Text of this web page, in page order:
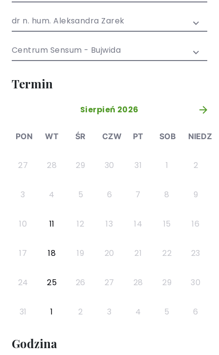
młodzieży
dr n. hum. Aleksandra Zarek
Centrum Sensum - Bujwida
Termin
Sierpień 2026 »
PON WT ŚR CZW PT SOB NIEDZ
27 28 29 30 31 1 2
3 4 5 6 7 8 9
10 11 12 13 14 15 16
17 18 19 20 21 22 23
24 25 26 27 28 29 30
31 1 2 3 4 5 6
Godzina